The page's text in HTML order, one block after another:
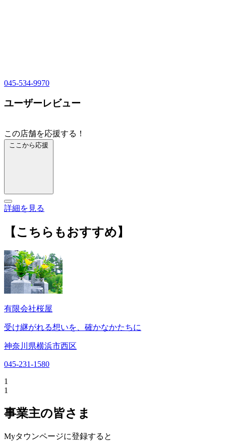
045-534-9970
ユーザーレビュー
この店舗を応援する！
ここから応援
詳細を見る
【こちらもおすすめ】
有限会社桜屋
受け継がれる想いを、確かなかたちに
神奈川県横浜市西区
045-231-1580
1
1
事業主の皆さま
Myタウンページに登録すると